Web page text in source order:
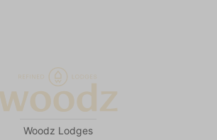
Woodz Lodges